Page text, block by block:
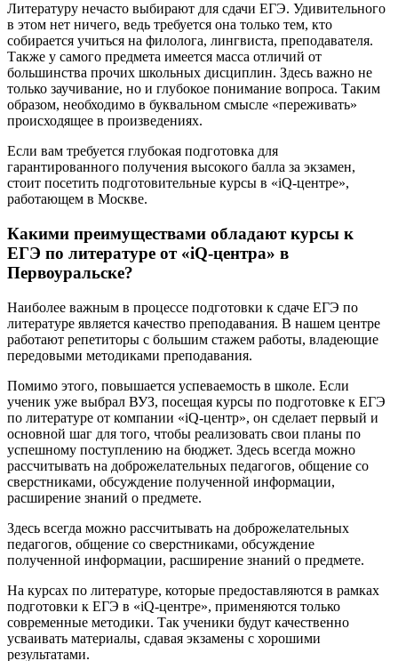
Литературу нечасто выбирают для сдачи ЕГЭ. Удивительного
в этом нет ничего, ведь требуется она только тем, кто
собирается учиться на филолога, лингвиста, преподавателя.
Также у самого предмета имеется масса отличий от
большинства прочих школьных дисциплин. Здесь важно не
только заучивание, но и глубокое понимание вопроса. Таким
образом, необходимо в буквальном смысле «переживать»
происходящее в произведениях.
Если вам требуется глубокая подготовка для
гарантированного получения высокого балла за экзамен,
стоит посетить подготовительные курсы в «iQ-центре»,
работающем в Москве.
Какими преимуществами обладают курсы к
ЕГЭ по литературе от «iQ-центра» в
Первоуральске?
Наиболее важным в процессе подготовки к сдаче ЕГЭ по
литературе является качество преподавания. В нашем центре
работают репетиторы с большим стажем работы, владеющие
передовыми методиками преподавания.
Помимо этого, повышается успеваемость в школе. Если
ученик уже выбрал ВУЗ, посещая курсы по подготовке к ЕГЭ
по литературе от компании «iQ-центр», он сделает первый и
основной шаг для того, чтобы реализовать свои планы по
успешному поступлению на бюджет. Здесь всегда можно
рассчитывать на доброжелательных педагогов, общение со
сверстниками, обсуждение полученной информации,
расширение знаний о предмете.
Здесь всегда можно рассчитывать на доброжелательных
педагогов, общение со сверстниками, обсуждение
полученной информации, расширение знаний о предмете.
На курсах по литературе, которые предоставляются в рамках
подготовки к ЕГЭ в «iQ-центре», применяются только
современные методики. Так ученики будут качественно
усваивать материалы, сдавая экзамены с хорошими
результатами.